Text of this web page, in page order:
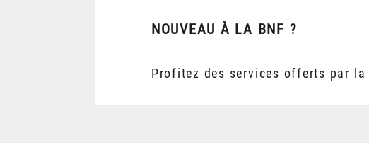
NOUVEAU À LA BNF ?
Profitez des services offerts par la